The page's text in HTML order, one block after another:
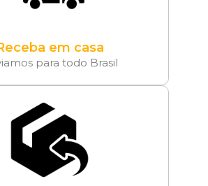
em casa
para todo Brasil